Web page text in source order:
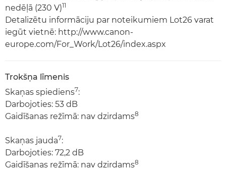
nedēļā (230 V)11
Detalizētu informāciju par noteikumiem Lot26 varat
iegūt vietnē: http://www.canon-
europe.com/For_Work/Lot26/index.aspx
Trokšņa līmenis
Skaņas spiediens7:
Darbojoties: 53 dB
Gaidīšanas režīmā: nav dzirdams8
Skaņas jauda7:
Darbojoties: 72,2 dB
Gaidīšanas režīmā: nav dzirdams8